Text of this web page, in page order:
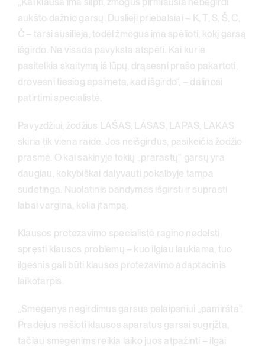
aukšto dažnio garsų. Duslieji priebalsiai – K, T, S, Š, C,
Č – tarsi susilieja, todėl žmogus ima spėlioti, kokį garsą
išgirdo. Ne visada pavyksta atspėti. Kai kurie
pasitelkia skaitymą iš lūpų, drąsesni prašo pakartoti,
drovesni tiesiog apsimeta, kad išgirdo“, – dalinosi
patirtimi specialistė.
Pavyzdžiui, žodžius LAŠAS, LASAS, LAPAS, LAKAS
skiria tik viena raidė. Jos neišgirdus, pasikeičia žodžio
prasmė. O kai sakinyje tokių „prarastų“ garsų yra
daugiau, kokybiškai dalyvauti pokalbyje tampa
sudėtinga. Nuolatinis bandymas išgirsti ir suprasti
labai vargina, kelia įtampą.
Klausos protezavimo specialistė ragino nedelsti
spręsti klausos problemų – kuo ilgiau laukiama, tuo
ilgesnis gali būti klausos protezavimo adaptacinis
laikotarpis.
„Smegenys negirdimus garsus palaipsniui „pamiršta“.
Pradėjus nešioti klausos aparatus garsai sugrįžta,
tačiau smegenims reikia laiko juos atpažinti – ilgai